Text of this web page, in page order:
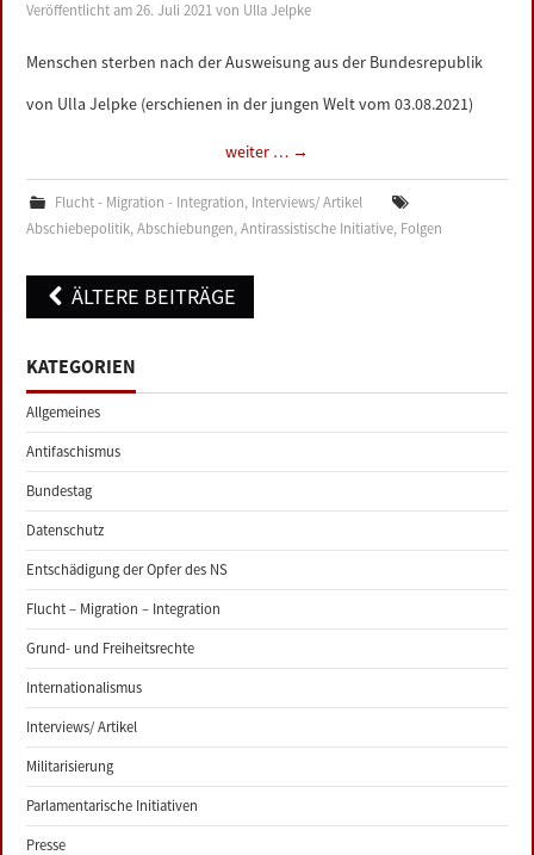
Veröffentlicht am26. Juli 2021 von Ulla Jelpke
Menschen sterben nach der Ausweisung aus der Bundesrepublik
von Ulla Jelpke (erschienen in der jungen Welt vom 03.08.2021)
weiter … →
Flucht - Migration - Integration, Interviews/ Artikel
Abschiebepolitik,Abschiebungen,Antirassistische Initiative, Folgen
Post
navigation
ÄLTERE BEITRÄGE
KATEGORIEN
Allgemeines
Antifaschismus
Bundestag
Datenschutz
Entschädigung der Opfer des NS
Flucht – Migration – Integration
Grund- und Freiheitsrechte
Internationalismus
Interviews/ Artikel
Militarisierung
Parlamentarische Initiativen
Presse